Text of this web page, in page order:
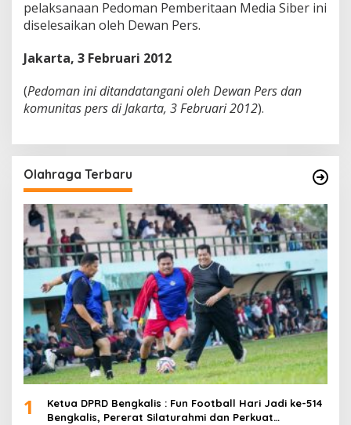
pelaksanaan Pedoman Pemberitaan Media Siber ini
diselesaikan oleh Dewan Pers.
Jakarta, 3 Februari 2012
(Pedoman ini ditandatangani oleh Dewan Pers dan
komunitas pers di Jakarta, 3 Februari 2012).
Olahraga Terbaru
1
Ketua DPRD Bengkalis : Fun Football Hari Jadi ke-514
Bengkalis, Pererat Silaturahmi dan Perkuat